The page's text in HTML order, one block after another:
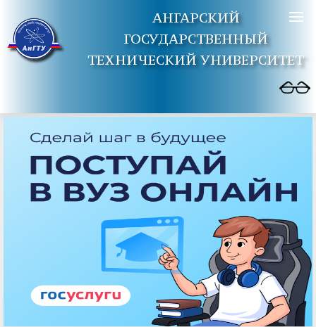
АНГАРСКИЙ
ГОСУДАРСТВЕННЫЙ
ТЕХНИЧЕСКИЙ УНИВЕРСИТЕТ